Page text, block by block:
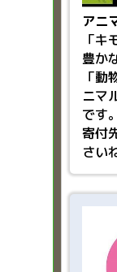
アニ
「キ
豊か
「動
ニマ
です。
寄付
さい